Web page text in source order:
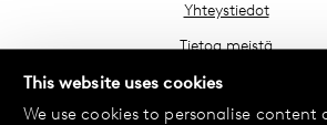
This website uses cookies
We use cookies to personalise content
Yhteystiedot
Tietoa meistä
Etsi lähin myymäläsi
Usein kysyttyä